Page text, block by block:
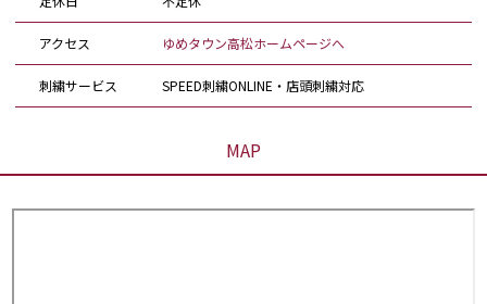
アクセス ゆめタウン高松ホームページへ
刺繍サービス SPEED刺繍ONLINE・店頭刺繍対応
MAP